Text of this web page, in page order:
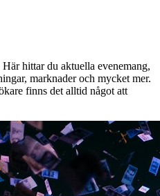
hittar du aktuella evenemang,
marknader och mycket mer.
finns det alltid något att